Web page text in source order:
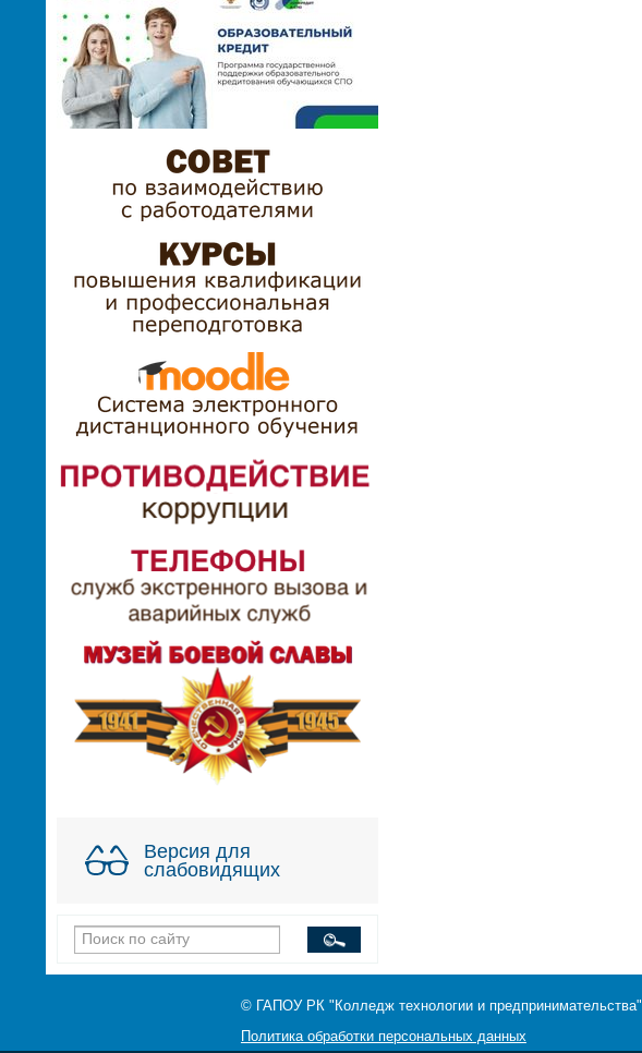
Версия для
слабовидящих
© ГАПОУ РК "Колледж технологии и предпринимательства"
Политика обработки персональных данных